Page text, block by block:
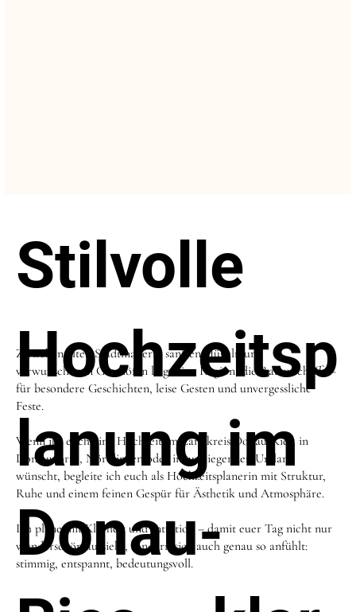
Stilvolle
Hochzeitsp
lanung im
Donau-
Zwischen alten Stadtmauern, sanften Hügeln und
verwunschenen Gutshöfen liegt eine Region, die Raum schafft –
für besondere Geschichten, leise Gesten und unvergessliche
Feste.
Wenn ihr euch eine Hochzeit im Landkreis Donau-Ries, in
Donauwörth, Nördlingen oder im umliegenden Umland
wünscht, begleite ich euch als Hochzeitsplanerin mit Struktur,
Ruhe und einem feinen Gespür für Ästhetik und Atmosphäre.
Ich plane mit Klarheit und Intuition – damit euer Tag nicht nur
wunderschön aussieht, sondern sich auch genau so anfühlt:
stimmig, entspannt, bedeutungsvoll.